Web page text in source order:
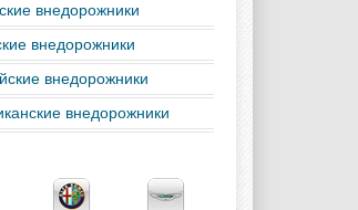
внедорожники
внедорожники
внедорожники
внедорожники